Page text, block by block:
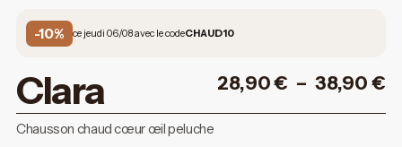
-10% ce jeudi 06/08 avec le codeCHAUD10
Clara 28,90€ – 38,90€
Chausson chaud cœur œil peluche